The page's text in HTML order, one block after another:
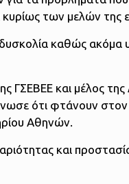
των μελών της
καθώς
και μέλος
ότι φτάνουν
Αθηνών.
και